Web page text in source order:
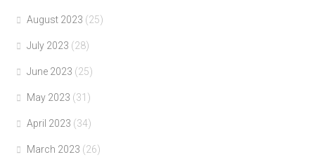
August 2023 (25)
July 2023 (28)
June 2023 (25)
May 2023 (31)
April 2023 (34)
March 2023 (26)